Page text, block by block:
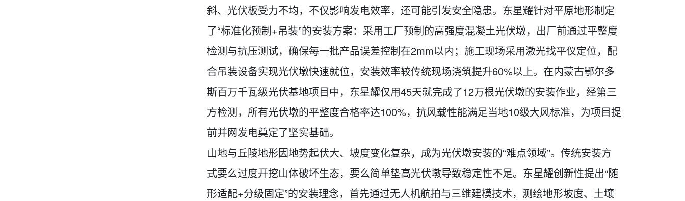
斜、光伏板受力不均，不仅影响发电效率，还可能引发安全隐患。东星耀针对平原地形制定
了“标准化预制+吊装”的安装方案：采用工厂预制的高强度混凝土光伏墩，出厂前通过平整度
检测与抗压测试，确保每一批产品误差控制在2mm以内；施工现场采用激光找平仪定位，配
合吊装设备实现光伏墩快速就位，安装效率较传统现场浇筑提升60%以上。在内蒙古鄂尔多
斯百万千瓦级光伏基地项目中，东星耀仅用45天就完成了12万根光伏墩的安装作业，经第三
方检测，所有光伏墩的平整度合格率达100%，抗风载性能满足当地10级大风标准，为项目提
前并网发电奠定了坚实基础。
山地与丘陵地形因地势起伏大、坡度变化复杂，成为光伏墩安装的“难点领域”。传统安装方
式要么过度开挖山体破坏生态，要么简单垫高光伏墩导致稳定性不足。东星耀创新性提出“随
形适配+分级固定”的安装理念，首先通过无人机航拍与三维建模技术，测绘地形坡度、土壤